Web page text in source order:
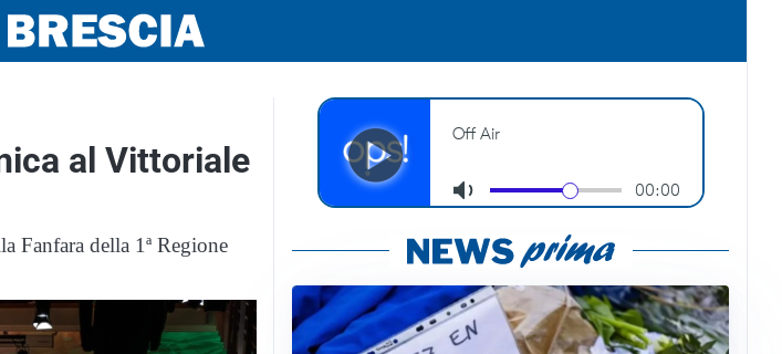
al Vittoriale
Fanfara della 1ª Regione